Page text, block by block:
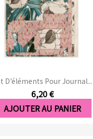
D'éléments Pour Journal...
6,20 €
AJOUTER AU PANIER
Aperçu rapide